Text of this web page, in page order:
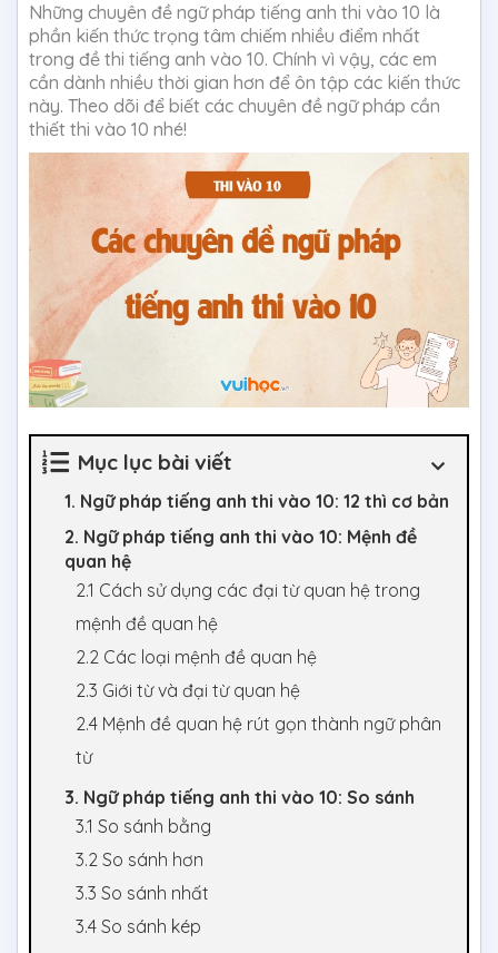
Những chuyên đề ngữ pháp tiếng anh thi vào 10 là
phần kiến thức trọng tâm chiếm nhiều điểm nhất
trong đề thi tiếng anh vào 10. Chính vì vậy, các em
cần dành nhiều thời gian hơn để ôn tập các kiến thức
này. Theo dõi để biết các chuyên đề ngữ pháp cần
thiết thi vào 10 nhé!
Mục lục bài viết
1. Ngữ pháp tiếng anh thi vào 10: 12 thì cơ bản
2. Ngữ pháp tiếng anh thi vào 10: Mệnh đề
quan hệ
2.1 Cách sử dụng các đại từ quan hệ trong
mệnh đề quan hệ
2.2 Các loại mệnh đề quan hệ
2.3 Giới từ và đại từ quan hệ
2.4 Mệnh đề quan hệ rút gọn thành ngữ phân
từ
3. Ngữ pháp tiếng anh thi vào 10: So sánh
3.1 So sánh bằng
3.2 So sánh hơn
3.3 So sánh nhất
3.4 So sánh kép